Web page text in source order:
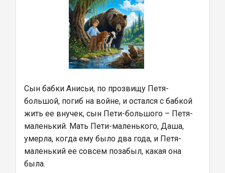
Сын бабки Анисьи, по прозвищу Петя-
большой, погиб на войне, и остался с бабкой
жить ее внучек, сын Пети-большого – Петя-
маленький. Мать Пети-маленького, Даша,
умерла, когда ему было два года, и Петя-
маленький ее совсем позабыл, какая она
была.